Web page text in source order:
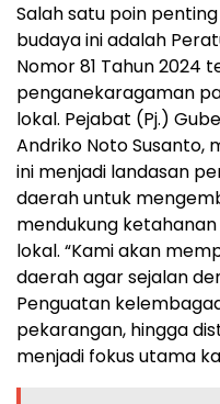
Salah satu poin
budaya ini adalah
Nomor 81 Tahun
penganekaragaman
lokal. Pejabat (Pj.)
Andriko Noto Susanto,
ini menjadi landasan
daerah untuk
mendukung
lokal. “Kami akan
daerah agar sejalan
Penguatan
pekarangan, hingga
menjadi fokus utama